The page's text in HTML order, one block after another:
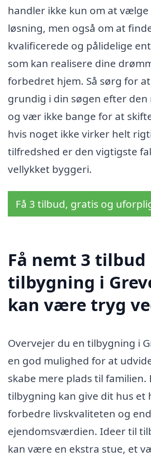
handler ikke kun om at
løsning, men også om at
kvalificerede og pålidelige
som kan realisere dine
forbedret hjem. Så sørg for
grundig i din søgen efter
og vær ikke bange for at
hvis noget ikke virker helt
tilfredshed er den vigtigste
vellykket byggeri.
Få 3 tilbud, gratis og
Få nemt 3 tilbud
tilbygning i
kan være tryg
Overvejer du en tilbygning i
en god mulighed for at
skabe mere plads til familien.
tilbygning kan give dit hus et
forbedre livskvaliteten og
ejendomsværdien. Ideer til
kan være en ekstra stue, et